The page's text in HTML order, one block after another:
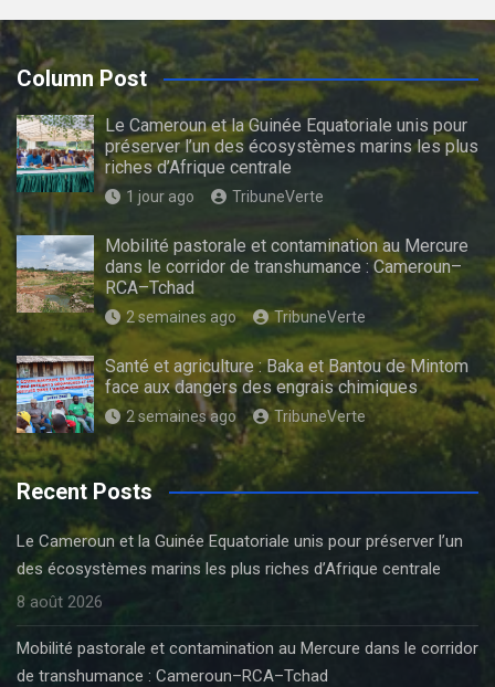
Column Post
Le Cameroun et la Guinée Equatoriale unis pour
préserver l’un des écosystèmes marins les plus
riches d’Afrique centrale
1 jour ago TribuneVerte
Mobilité pastorale et contamination au Mercure
dans le corridor de transhumance : Cameroun–
RCA–Tchad
2 semaines ago TribuneVerte
Santé et agriculture : Baka et Bantou de Mintom
face aux dangers des engrais chimiques
2 semaines ago TribuneVerte
Recent Posts
Le Cameroun et la Guinée Equatoriale unis pour préserver l’un
des écosystèmes marins les plus riches d’Afrique centrale
8 août 2026
Mobilité pastorale et contamination au Mercure dans le corridor
de transhumance : Cameroun–RCA–Tchad